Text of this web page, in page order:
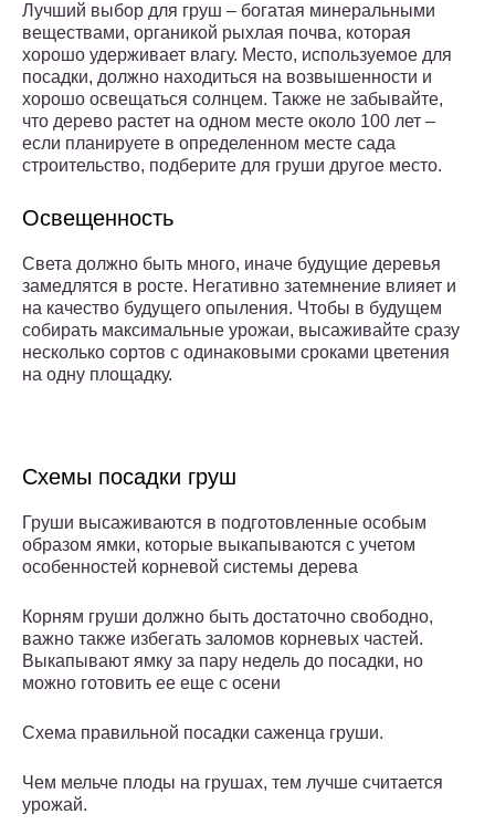
Лучший выбор для груш – богатая минеральными
веществами, органикой рыхлая почва, которая
хорошо удерживает влагу. Место, используемое для
посадки, должно находиться на возвышенности и
хорошо освещаться солнцем. Также не забывайте,
что дерево растет на одном месте около 100 лет –
если планируете в определенном месте сада
строительство, подберите для груши другое место.
Освещенность
Света должно быть много, иначе будущие деревья
замедлятся в росте. Негативно затемнение влияет и
на качество будущего опыления. Чтобы в будущем
собирать максимальные урожаи, высаживайте сразу
несколько сортов с одинаковыми сроками цветения
на одну площадку.
Схемы посадки груш
Груши высаживаются в подготовленные особым
образом ямки, которые выкапываются с учетом
особенностей корневой системы дерева
Корням груши должно быть достаточно свободно,
важно также избегать заломов корневых частей.
Выкапывают ямку за пару недель до посадки, но
можно готовить ее еще с осени
Схема правильной посадки саженца груши.
Чем мельче плоды на грушах, тем лучше считается
урожай.